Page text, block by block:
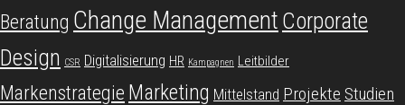
Beratung Change Management Corporate
Design CSR Digitalisierung HR Kampagnen Leitbilder
Markenstrategie Marketing Mittelstand Projekte Studien